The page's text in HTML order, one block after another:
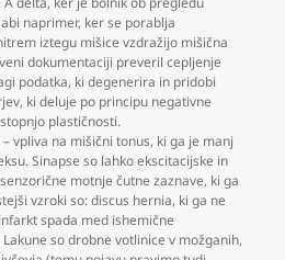
naprimer, ker se porablja
iztegu mišice vzdražijo mišična
dokumentaciji preveril cepljenje
podatka, ki degenerira in pridobi
, ki deluje po principu negativne
plastičnosti.
vpliva na mišični tonus, ki ga je manj
Sinapse so lahko ekscitacijske in
motnje čutne zaznave, ki ga
vzroki so: discus hernia, ki ga ne
spada med ishemične
so drobne votlinice v možganih,